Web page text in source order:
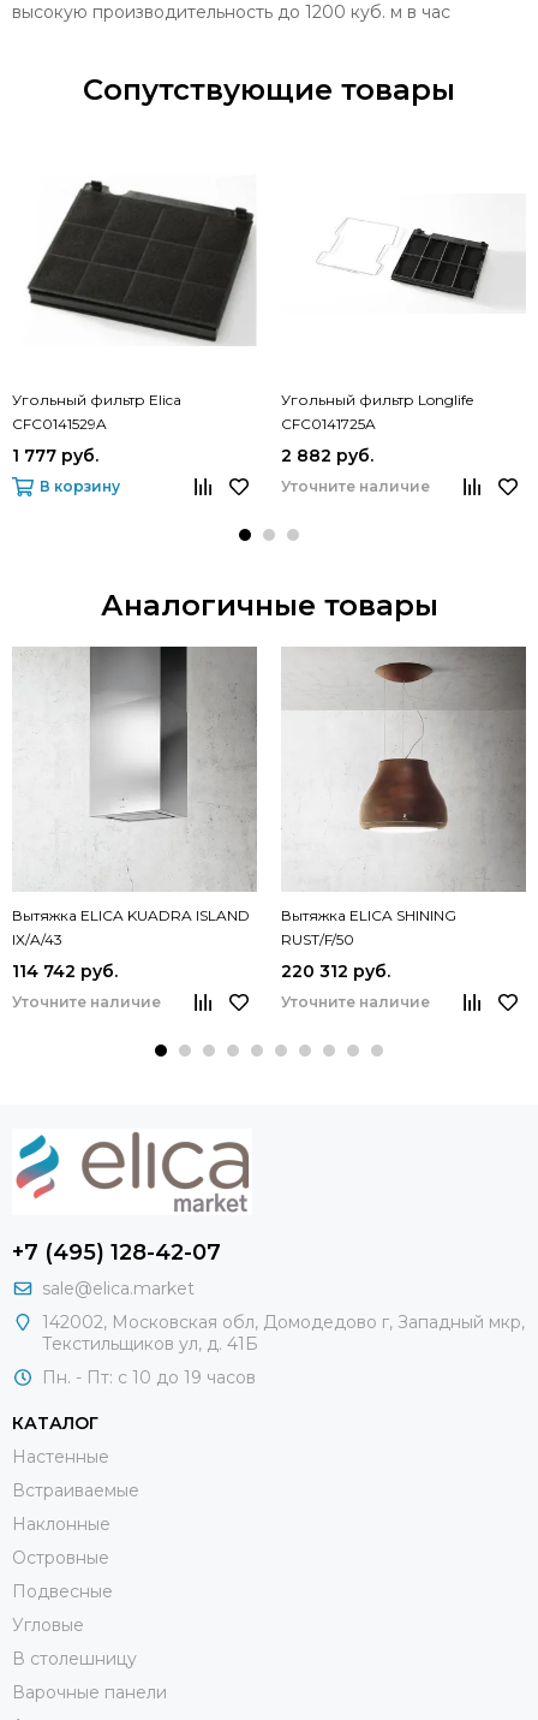
высокую производительность до 1200 куб. м в час
Сопутствующие товары
Угольный фильтр Elica
CFC0141529A
1 777 руб.
В корзину
Угольный фильтр Longlife
CFC0141725A
2 882 руб.
Уточните наличие
Аналогичные товары
Вытяжка ELICA KUADRA ISLAND
IX/A/43
114 742 руб.
Уточните наличие
Вытяжка ELICA SHINING
RUST/F/50
220 312 руб.
Уточните наличие
+7 (495) 128-42-07
sale@elica.market
142002, Московская обл, Домодедово г, Западный мкр,
Текстильщиков ул, д. 41Б
Пн. - Пт: с 10 до 19 часов
КАТАЛОГ
Настенные
Встраиваемые
Наклонные
Островные
Подвесные
Угловые
В столешницу
Варочные панели